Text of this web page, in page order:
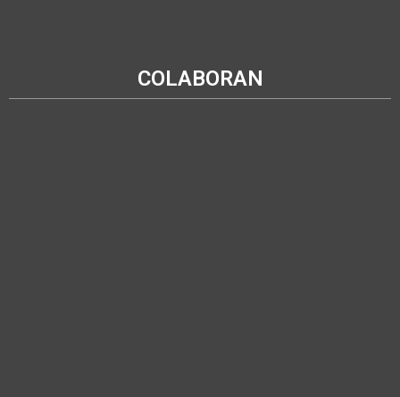
COLABORAN